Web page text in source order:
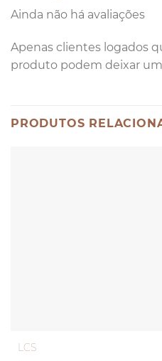
Ainda não há avaliações
Apenas clientes logados
produto podem deixar
PRODUTOS
LCS